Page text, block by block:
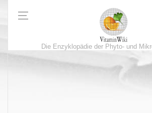
Die Enzyklopädie der Phyto- und